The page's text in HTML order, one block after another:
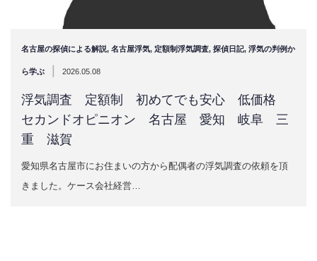
名古屋の探偵による解説, 名古屋浮気, 定額制浮気調査, 探偵日記, 浮気の判例か
ら学ぶ | 2026.05.08
浮気調査 定額制 初めてでも安心 低価格
セカンドオピニオン 名古屋 愛知 岐阜 三
重 滋賀
愛知県名古屋市にお住まいの方から配偶者の浮気調査の依頼を頂
きました。ケース会社経営…